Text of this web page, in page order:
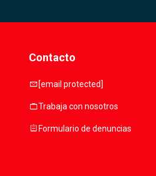
Contacto
mail [email protected]
workTrabaja con nosotros
assignment Formulario de denuncias